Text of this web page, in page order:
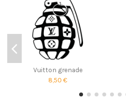
Vuitton grenade
8,50 €